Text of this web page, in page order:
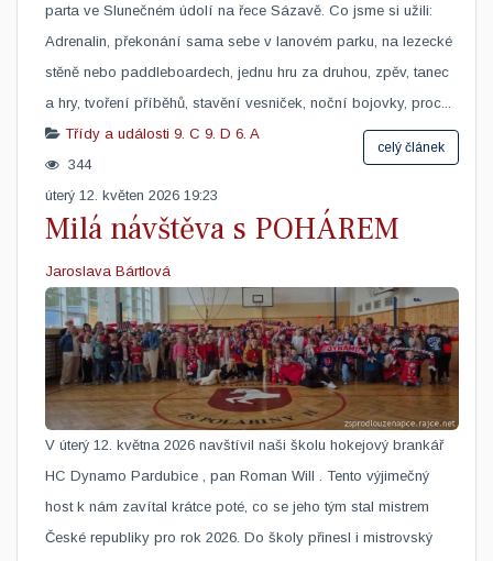
parta ve Slunečném údolí na řece Sázavě. Co jsme si užili:
Adrenalin, překonání sama sebe v lanovém parku, na lezecké
stěně nebo paddleboardech, jednu hru za druhou, zpěv, tanec
a hry, tvoření příběhů, stavění vesniček, noční bojovky, proc...
celý článek
Třídy a události 9. C 9. D 6. A
344
úterý 12. květen 2026 19:23
Milá návštěva s POHÁREM
Jaroslava Bártlová
V úterý 12. května 2026 navštívil naši školu hokejový brankář
HC Dynamo Pardubice , pan Roman Will . Tento výjimečný
host k nám zavítal krátce poté, co se jeho tým stal mistrem
České republiky pro rok 2026. Do školy přinesl i mistrovský